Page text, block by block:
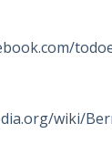
wiki/